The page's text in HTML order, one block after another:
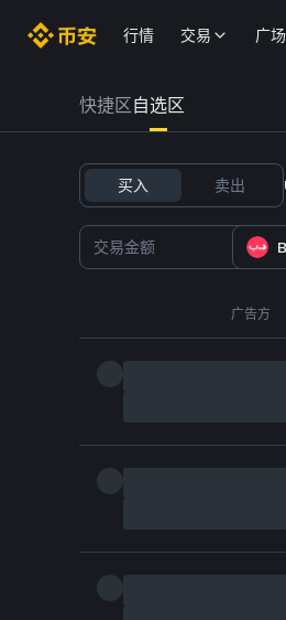
行情 交易 广场
快捷区自选区
买入 卖出
广告方